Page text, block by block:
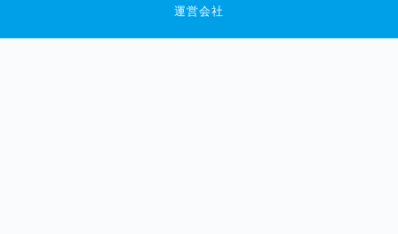
運営会社